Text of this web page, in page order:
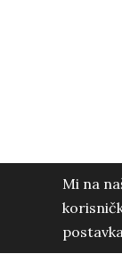
Mi na